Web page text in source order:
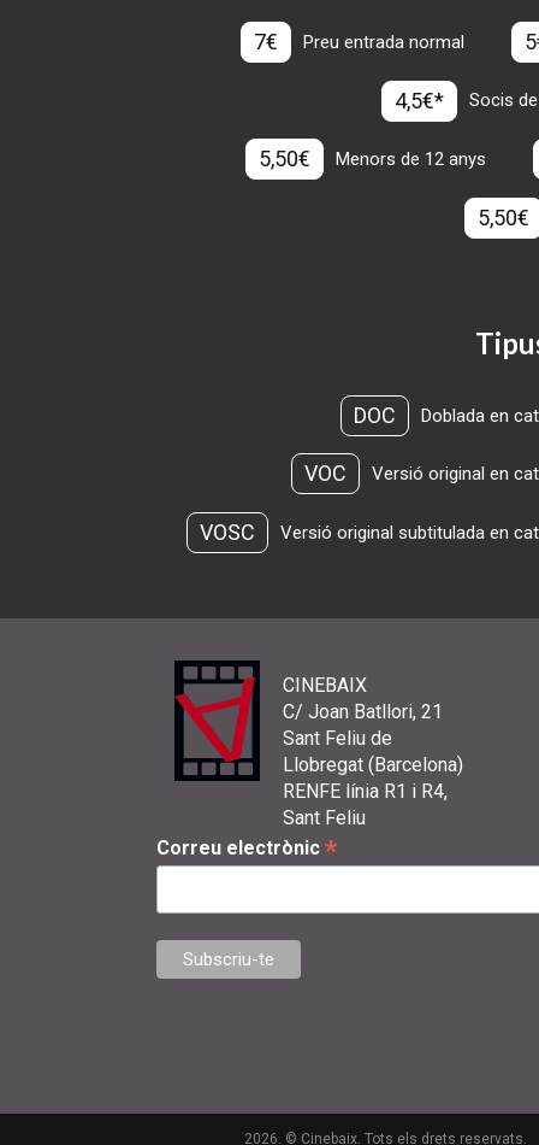
7€ Preu entrada normal
4,5€* Socis
5,50€ Menors de 12 anys
5,50€
DOC Doblada en
VOC Versió original en
VOSC Versió original subtitulada en
CINEBAIX
C/ Joan Batllori, 21
Sant Feliu de
Llobregat (Barcelona)
RENFE línia R1 i R4,
Sant Feliu
Correu electrònic *
2026. © Cinebaix. Tots els drets reservats.